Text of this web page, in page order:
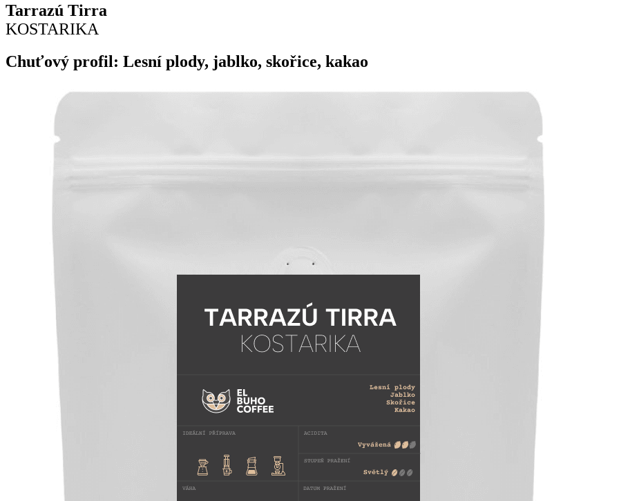
Tarrazú Tirra
KOSTARIKA
Chuťový profil: Lesní plody, jablko, skořice, kakao